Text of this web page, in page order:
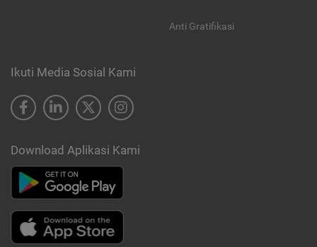
Anti Gratifikasi
Ikuti Media Sosial Kami
Download Aplikasi Kami